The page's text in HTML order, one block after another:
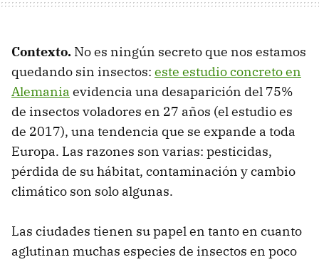
Contexto. No es ningún secreto que nos estamos
quedando sin insectos: este estudio concreto en
Alemania evidencia una desaparición del 75%
de insectos voladores en 27 años (el estudio es
de 2017), una tendencia que se expande a toda
Europa. Las razones son varias: pesticidas,
pérdida de su hábitat, contaminación y cambio
climático son solo algunas.
Las ciudades tienen su papel en tanto en cuanto
aglutinan muchas especies de insectos en poco